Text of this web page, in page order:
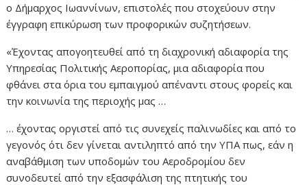
ο Δήμαρχος Ιωαννίνων, επιστολές που στοχεύουν στην
έγγραφη επικύρωση των προφορικών συζητήσεων.
«Έχοντας απογοητευθεί από τη διαχρονική αδιαφορία της
Υπηρεσίας Πολιτικής Αεροπορίας, μια αδιαφορία που
φθάνει στα όρια του εμπαιγμού απέναντι στους φορείς και
την κοινωνία της περιοχής μας …
… έχοντας οργιστεί από τις συνεχείς παλινωδίες και από το
γεγονός ότι δεν γίνεται αντιληπτό από την ΥΠΑ πως, εάν η
αναβάθμιση των υποδομών του Αεροδρομίου δεν
συνοδευτεί από την εξασφάλιση της πτητικής του